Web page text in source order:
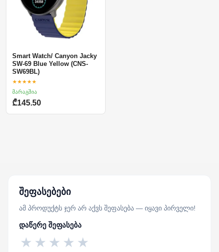
Smart Watch/ Canyon Jacky
SW-69 Blue Yellow (CNS-
SW69BL)
★★★★★
მარაგშია
₾145.50
შეფასებები
ამ პროდუქტს ჯერ არ აქვს შეფასება — იყავი პირველი!
დაწერე შეფასება
★
★
★
★
★